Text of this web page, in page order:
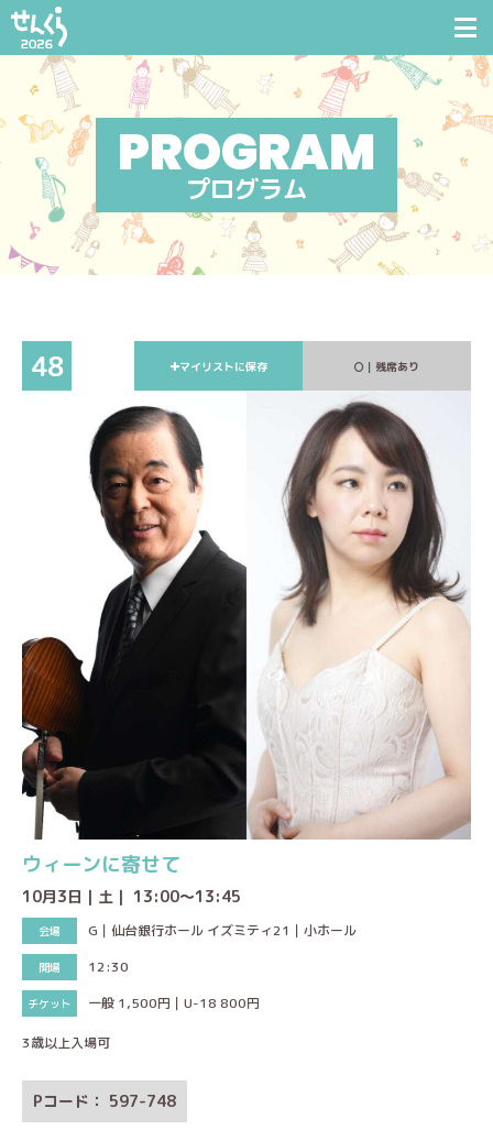
プログラム
48 マイリストに保存 ｜残席あり
ウィーンに寄せて
10月3日｜土｜ 13:00～13:45
G｜仙台銀行ホール イズミティ21｜小ホール
12:30
一般 1,500円｜U-18 800円
3歳以上入場可
Pコード： 597-748